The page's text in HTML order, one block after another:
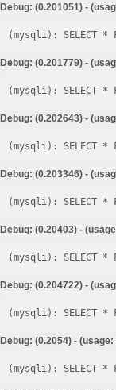
Debug: (0.201051) -
Debug: (0.201779) -
Debug: (0.202643) -
Debug: (0.203346) -
Debug: (0.20403) -
Debug: (0.204722) -
Debug: (0.2054) -